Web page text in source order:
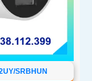
SRBHUN